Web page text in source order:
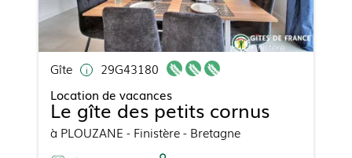
Gîte
29G43180
Location de vacances
Le gîte des petits cornus
à PLOUZANE - Finistère - Bretagne